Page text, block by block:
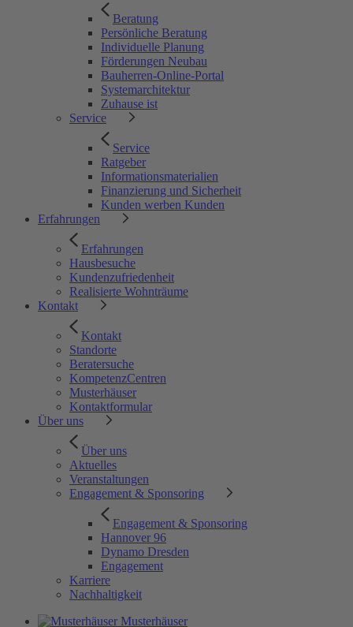
Beratung
Persönliche Beratung
Individuelle Planung
Förderungen Neubau
Bauherren-Online-Portal
Systemarchitektur
Zuhause ist
Service
Service
Ratgeber
Informationsmaterialien
Finanzierung und Sicherheit
Kunden werben Kunden
Erfahrungen
Erfahrungen
Hausbesuche
Kundenzufriedenheit
Realisierte Wohnträume
Kontakt
Kontakt
Standorte
Beratersuche
KompetenzCentren
Musterhäuser
Kontaktformular
Über uns
Über uns
Aktuelles
Veranstaltungen
Engagement & Sponsoring
Engagement & Sponsoring
Hannover 96
Dynamo Dresden
Engagement
Karriere
Nachhaltigkeit
Musterhäuser